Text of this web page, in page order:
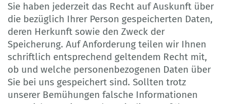
Sie haben jederzeit das Recht auf Auskunft über
die bezüglich Ihrer Person gespeicherten Daten,
deren Herkunft sowie den Zweck der
Speicherung. Auf Anforderung teilen wir Ihnen
schriftlich entsprechend geltendem Recht mit,
ob und welche personenbezogenen Daten über
Sie bei uns gespeichert sind. Sollten trotz
unserer Bemühungen falsche Informationen